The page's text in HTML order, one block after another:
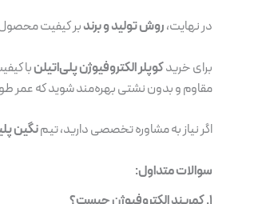
در نهایت،روش تولید و برندبر کیفیت محصول
برای خریدکوپلر الکتروفیوژن پلی‌اتیلنبا
مقاوم و بدون نشتی بهره‌مند شوید که عمر
اگر نیاز به مشاوره تخصصی دارید، تیمنگین
سوالات متداول: